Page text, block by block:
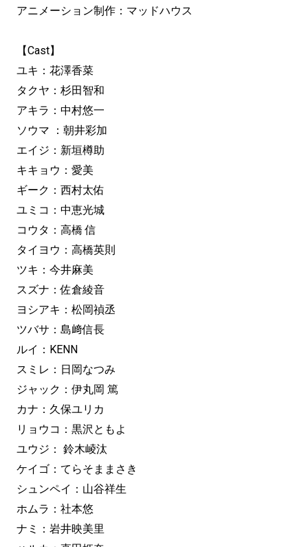
アニメーション制作：マッドハウス
【Cast】
ユキ：花澤香菜
タクヤ：杉田智和
アキラ：中村悠一
ソウマ ：朝井彩加
エイジ：新垣樽助
キキョウ：愛美
ギーク：西村太佑
ユミコ：中恵光城
コウタ：高橋 信
タイヨウ：高橋英則
ツキ：今井麻美
スズナ：佐倉綾音
ヨシアキ：松岡禎丞
ツバサ：島﨑信長
ルイ：KENN
スミレ：日岡なつみ
ジャック：伊丸岡 篤
カナ：久保ユリカ
リョウコ：黒沢ともよ
ユウジ： 鈴木崚汰
ケイゴ：てらそままさき
シュンペイ：山谷祥生
ホムラ：社本悠
ナミ：岩井映美里